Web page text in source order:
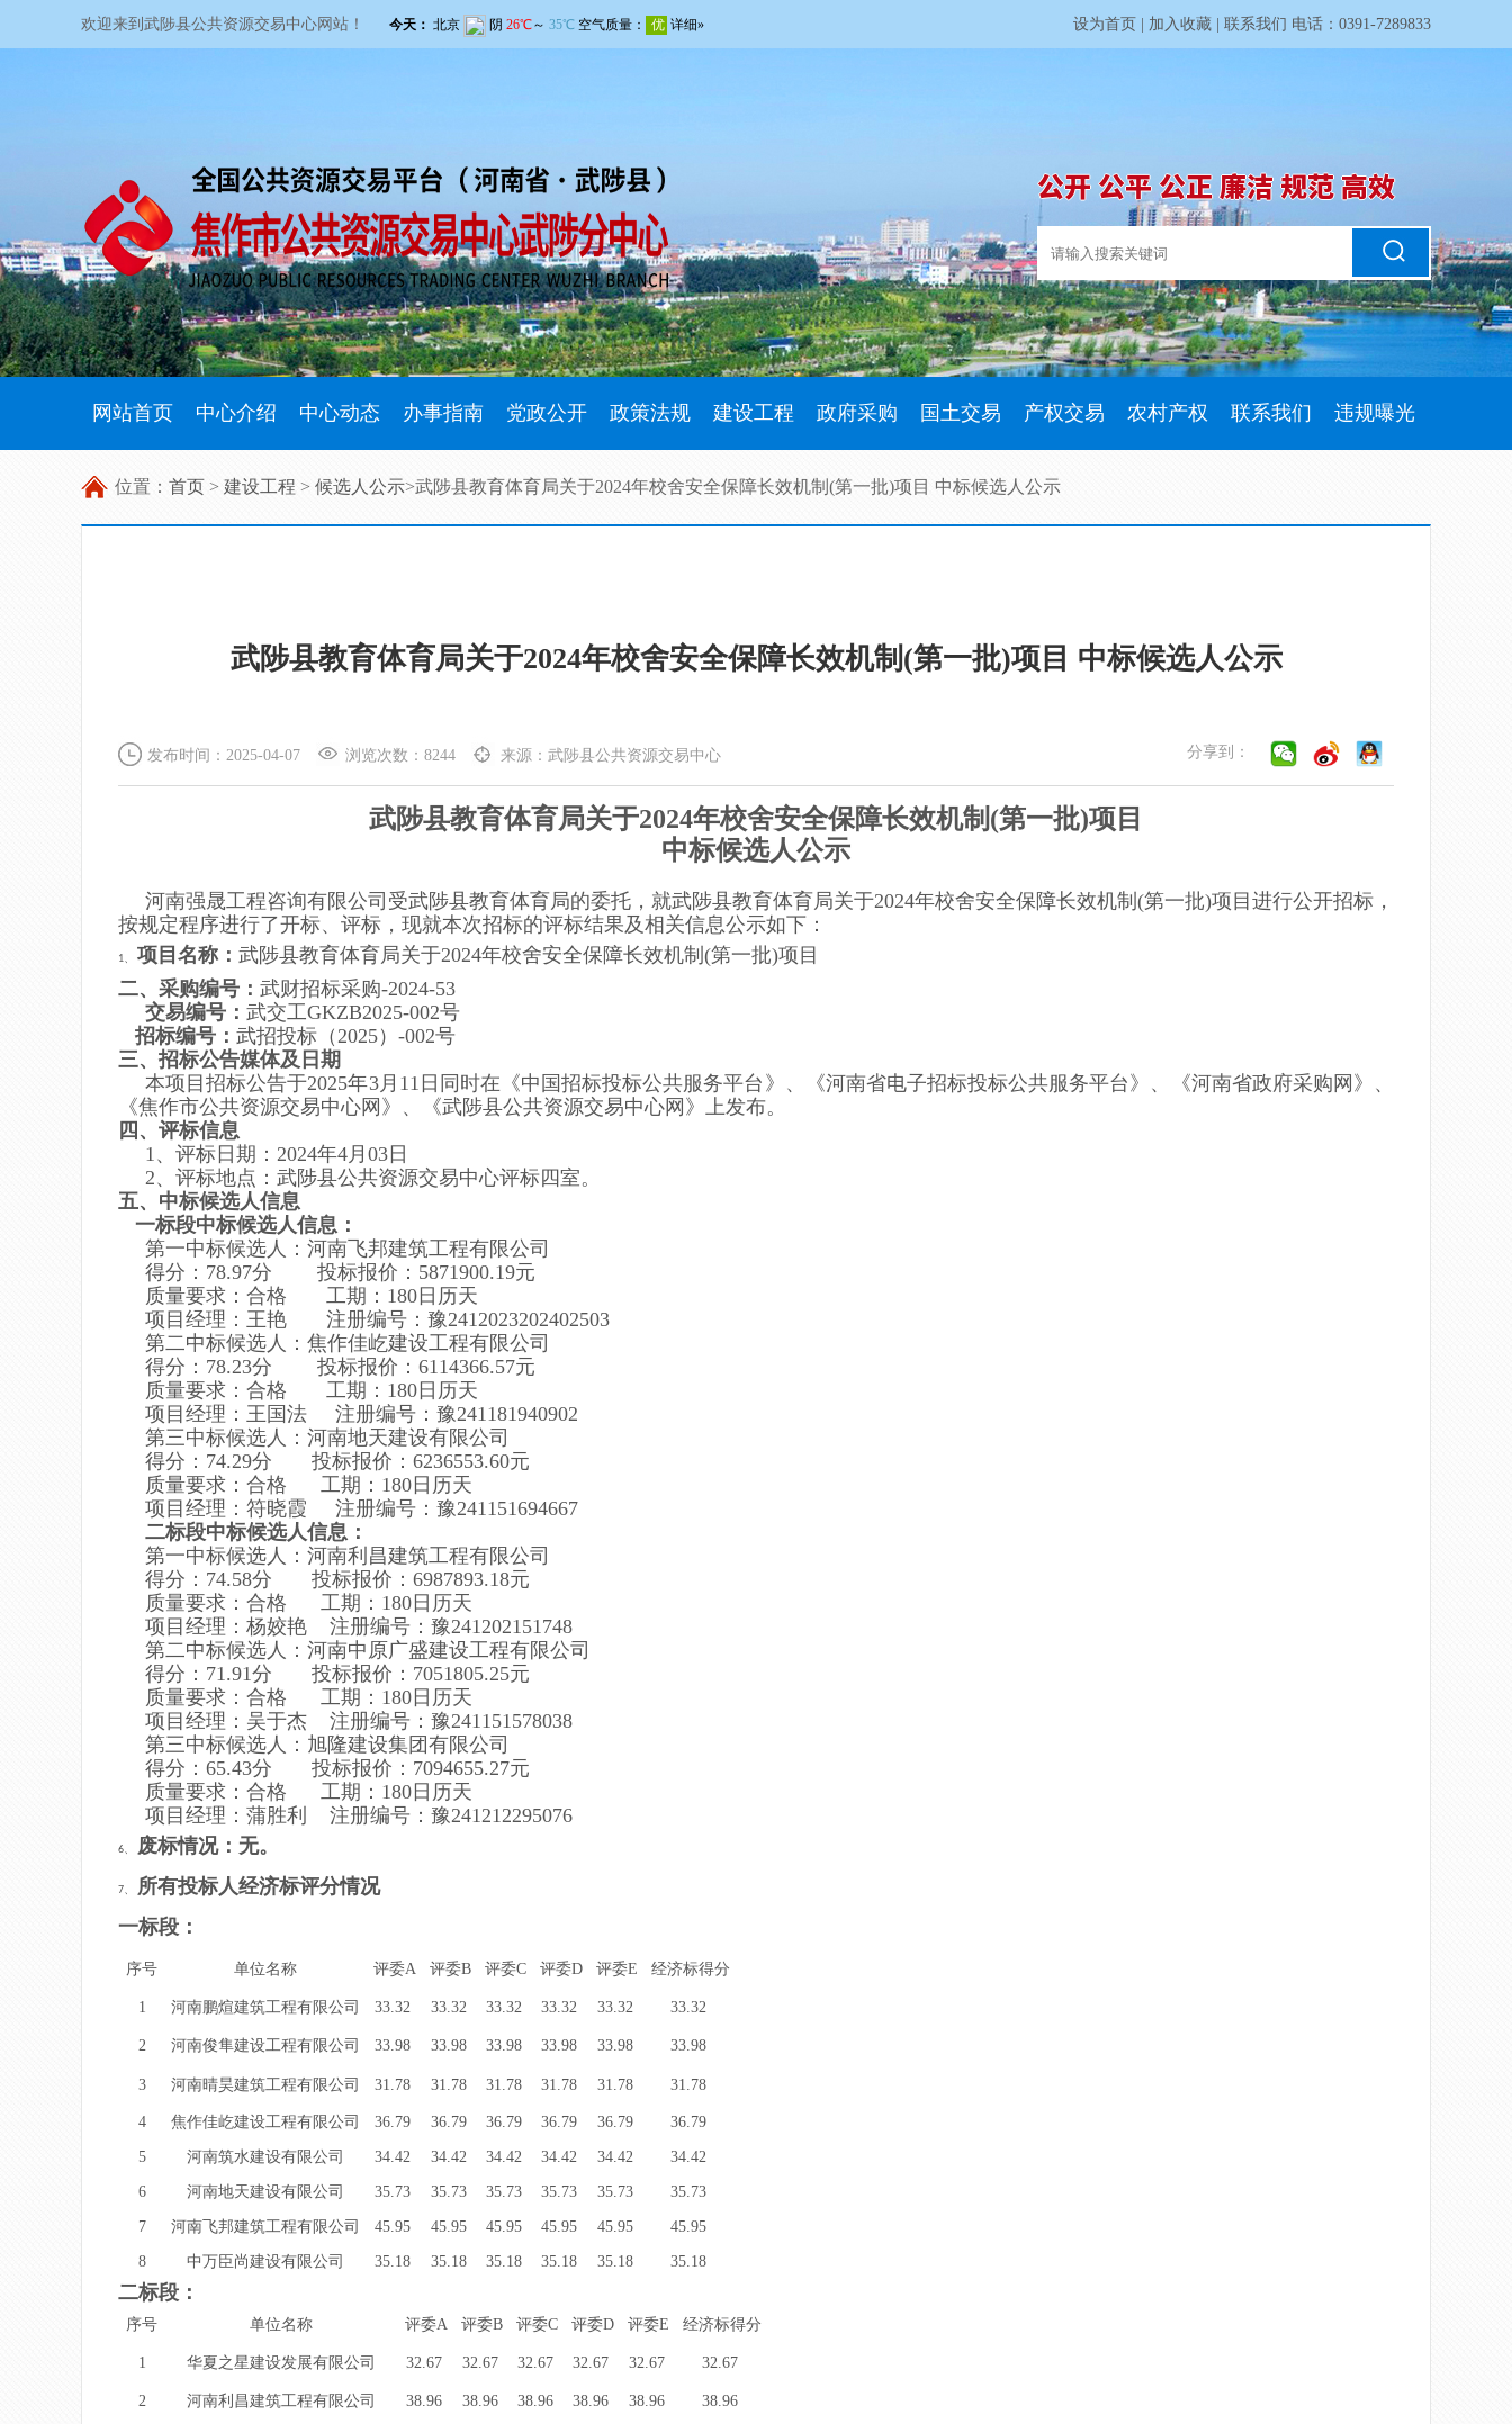
欢迎来到武陟县公共资源交易中心网站！ 设为首页 加入收藏 联系我们 电话：0391-7289833
公开 公平 公正 廉洁 规范 高效
网站首页 中心介绍 中心动态 办事指南 党政公开 政策法规 建设工程 政府采购 国土交易 产权交易 农村产权 联系我们 违规曝光
位置： 首页 > 建设工程 > 候选人公示>武陟县教育体育局关于2024年校舍安全保障长效机制(第一批)项目 中标候选人公示
武陟县教育体育局关于2024年校舍安全保障长效机制(第一批)项目 中标候选人公示
发布时间：2025-04-07 浏览次数：8244 来源：武陟县公共资源交易中心 分享到：
武陟县教育体育局关于2024年校舍安全保障长效机制(第一批)项目
中标候选人公示
河南强晟工程咨询有限公司 受武陟县教育体育局的委托，就武陟县教育体育局关于2024年校舍安全保障长效机制(第一批)项目 进行公开招标，
按规定程序进行了开标、评标，现就本次招标的评标结果及相关信息公示如下：
1、 项目名称： 武陟县教育体育局关于2024年校舍安全保障长效机制(第一批)项目
二、采购编号： 武财招标采购-2024-53
交易编号： 武交工GKZB2025-002号
招标编号： 武招投标（2025）-002号
三、招标公告媒体及日期
本项目招标公告于2025年3月 11 日同时在《中国招标投标公共服务平台》、《河南省电子招标投标公共服务平台》、《河南省政府采购网》、
《焦作市公共资源交易中心网》、《武陟县公共资源交易中心网》上发布。
四、评标信息
1、评标日期：2024年4月 03 日
2、评标地点：武陟县公共资源交易中心评标四室。
五、中标候选人信息
一标段中标候选人信息：
第一中标候选人：河南飞邦建筑工程有限公司
得分：78.97分 投标报价：5871900.19元
质量要求： 合格 工期： 180 日历天
项目经理：王艳 注册编号：豫2412023202402503
第二中标候选人：焦作佳屹建设工程有限公司
得分： 78.23分 投标报价：6114366.57元
质量要求： 合格 工期： 180 日历天
项目经理：王国法 注册编号：豫241181940902
第三中标候选人：河南地天建设有限公司
得分：74.29分 投标报价：6236553.60元
质量要求： 合格 工期： 180 日历天
项目经理：符晓霞 注册编号：豫241151694667
二标段中标候选人信息：
第一中标候选人：河南利昌建筑工程有限公司
得分：74.58分 投标报价：6987893.18元
质量要求： 合格 工期： 180 日历天
项目经理：杨姣艳 注册编号：豫241202151748
第二中标候选人：河南中原广盛建设工程有限公司
得分：71.91分 投标报价：7051805.25元
质量要求： 合格 工期： 180 日历天
项目经理：吴于杰 注册编号：豫241151578038
第三中标候选人：旭隆建设集团有限公司
得分：65.43分 投标报价：7094655.27元
质量要求： 合格 工期： 180 日历天
项目经理：蒲胜利 注册编号：豫241212295076
6、 废标情况： 无。
7、 所有投标人经济标评分情况
一标段：
序号 单位名称 评委A 评委B 评委C 评委D 评委E 经济标得分
1 河南鹏煊建筑工程有限公司 33.32 33.32 33.32 33.32 33.32 33.32
2 河南俊隼建设工程有限公司 33.98 33.98 33.98 33.98 33.98 33.98
3 河南晴昊建筑工程有限公司 31.78 31.78 31.78 31.78 31.78 31.78
4 焦作佳屹建设工程有限公司 36.79 36.79 36.79 36.79 36.79 36.79
5 河南筑水建设有限公司 34.42 34.42 34.42 34.42 34.42 34.42
6 河南地天建设有限公司 35.73 35.73 35.73 35.73 35.73 35.73
7 河南飞邦建筑工程有限公司 45.95 45.95 45.95 45.95 45.95 45.95
8 中万臣尚建设有限公司 35.18 35.18 35.18 35.18 35.18 35.18
二标段：
序号 单位名称 评委A 评委B 评委C 评委D 评委E 经济标得分
1 华夏之星建设发展有限公司 32.67 32.67 32.67 32.67 32.67 32.67
2 河南利昌建筑工程有限公司 38.96 38.96 38.96 38.96 38.96 38.96